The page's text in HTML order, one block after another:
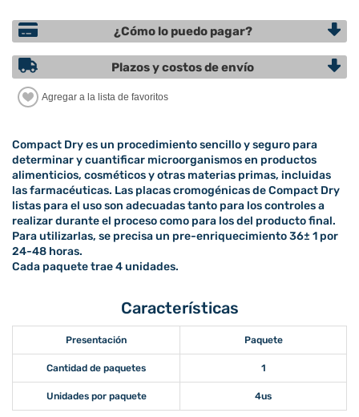
¿Cómo lo puedo pagar?
Plazos y costos de envío
Compact Dry es un procedimiento sencillo y seguro para
determinar y cuantificar microorganismos en productos
alimenticios, cosméticos y otras materias primas, incluidas
las farmacéuticas. Las placas cromogénicas de Compact Dry
listas para el uso son adecuadas tanto para los controles a
realizar durante el proceso como para los del producto final.
Para utilizarlas, se precisa un pre-enriquecimiento 36± 1 por
24-48 horas.
Cada paquete trae 4 unidades.
Características
Presentación Paquete
Cantidad de paquetes 1
Unidades por paquete 4us